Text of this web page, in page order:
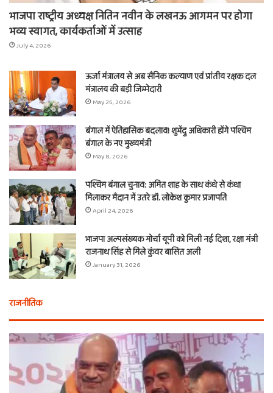
भाजपा राष्ट्रीय अध्यक्ष नितिन नवीन के लखनऊ आगमन पर होगा
भव्य स्वागत, कार्यकर्ताओं में उत्साह
July 4, 2026
ऊर्जा मंत्रालय से अब सैनिक कल्याण एवं प्रांतीय रक्षक दल
मंत्रालय की बड़ी जिम्मेदारी
May 25, 2026
बंगाल में ऐतिहासिक बदलाव! शुभेंदु अधिकारी होंगे पश्चिम
बंगाल के नए मुख्यमंत्री
May 8, 2026
पश्चिम बंगाल चुनाव: अमित शाह के साथ कंधे से कंधा
मिलाकर मैदान में उतरे डॉ. लोकेश कुमार प्रजापति
April 24, 2026
भाजपा अल्पसंख्यक मोर्चा यूपी को मिली नई दिशा, रक्षा मंत्री
राजनाथ सिंह से मिले कुंवर बासित अली
January 31, 2026
राजनीतिक